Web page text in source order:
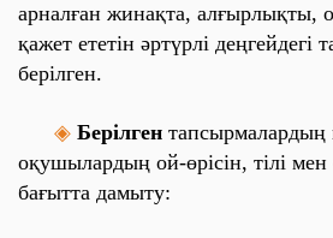
арналған жинақта, алғырлықты,
қажет ететін әртүрлі деңгейдегі
берілген.
◈ Берілген тапсырмалардың
оқушылардың ой-өрісін, тілі
бағытта дамыту: